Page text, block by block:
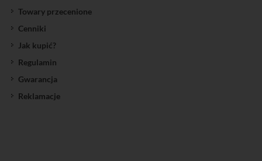
Towary przecenione
Cenniki
Jak kupić?
Regulamin
Gwarancja
Reklamacje